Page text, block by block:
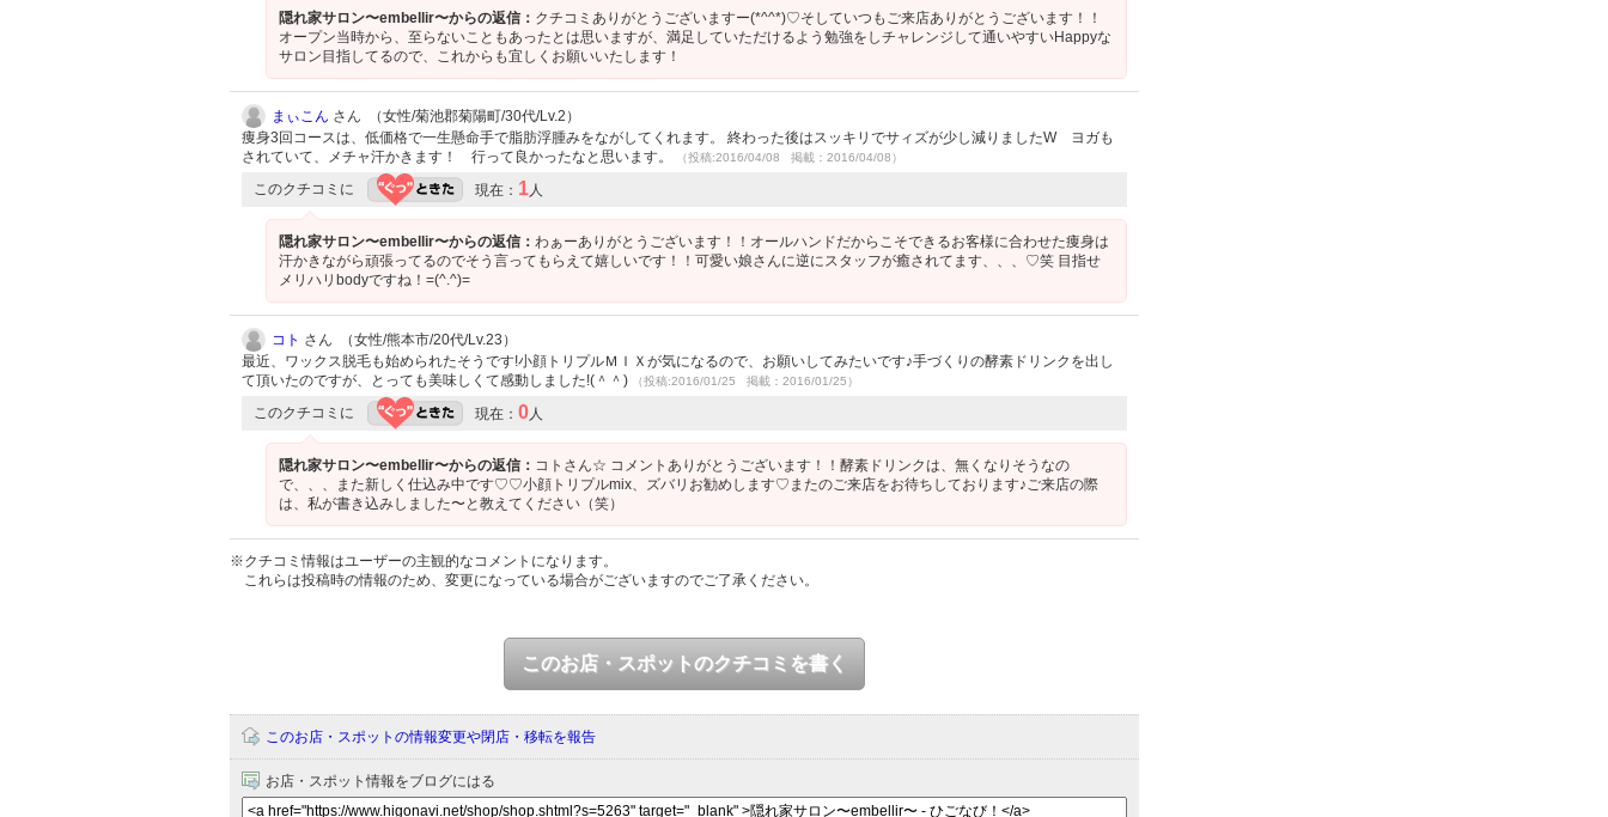
隠れ家サロン〜embellir〜からの返信： クチコミありがとうございますー(*^^*)♡そしていつもご来店ありがとうございます！！
オープン当時から、至らないこともあったとは思いますが、満足していただけるよう勉強をしチャレンジして通いやすいHappyな
サロン目指してるので、これからも宜しくお願いいたします！
まぃこん さん （女性/菊池郡菊陽町/30代/Lv.2）
痩身3回コースは、低価格で一生懸命手で脂肪浮腫みをながしてくれます。 終わった後はスッキリでサィズが少し減りましたW ヨガも
されていて、メチャ汗かきます！ 行って良かったなと思います。
（投稿:2016/04/08 掲載：2016/04/08）
このクチコミに 現在： 1人
隠れ家サロン〜embellir〜からの返信： わぁーありがとうございます！！オールハンドだからこそできるお客様に合わせた痩身は
汗かきながら頑張ってるのでそう言ってもらえて嬉しいです！！可愛い娘さんに逆にスタッフが癒されてます、、、♡笑 目指せ
メリハリbodyですね！=(^.^)=
コト さん （女性/熊本市/20代/Lv.23）
最近、ワックス脱毛も始められたそうです!小顔トリプルＭＩＸが気になるので、お願いしてみたいです♪手づくりの酵素ドリンクを出し
て頂いたのですが、とっても美味しくて感動しました!(＾＾)
（投稿:2016/01/25 掲載：2016/01/25）
このクチコミに 現在： 0人
隠れ家サロン〜embellir〜からの返信： コトさん☆ コメントありがとうございます！！酵素ドリンクは、無くなりそうなの
で、、、また新しく仕込み中です♡♡小顔トリプルmix、ズバリお勧めします♡またのご来店をお待ちしております♪ご来店の際
は、私が書き込みしました〜と教えてください（笑）
※クチコミ情報はユーザーの主観的なコメントになります。
これらは投稿時の情報のため、変更になっている場合がございますのでご了承ください。
このお店・スポットのクチコミを書く
このお店・スポットの情報変更や閉店・移転を報告
お店・スポット情報をブログにはる